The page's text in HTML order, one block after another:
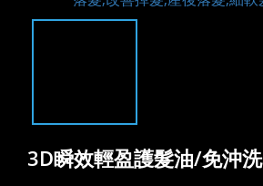
3D瞬效輕盈護髮油/免沖洗